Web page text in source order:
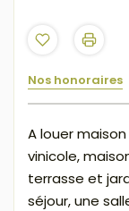
Nos honoraires
A louer
vinicole,
terrasse et
séjour, une